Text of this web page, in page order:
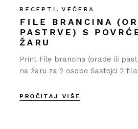
RECEPTI VEČERA
FILE BRANCINA
PASTRVE) S
ŽARU
Print File brancina (orade ili
na žaru za 2 osobe Sastojci 2
PROČITAJ VIŠE